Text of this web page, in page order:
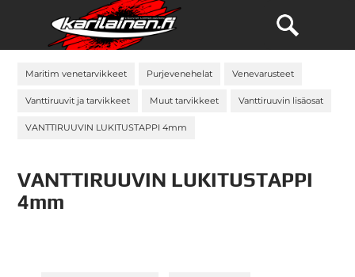
Maritim venetarvikkeet Purjevenehelat Venevarusteet
Vanttiruuvit ja tarvikkeet Muut tarvikkeet Vanttiruuvin lisäosat
VANTTIRUUVIN LUKITUSTAPPI 4mm
VANTTIRUUVIN LUKITUSTAPPI
4mm